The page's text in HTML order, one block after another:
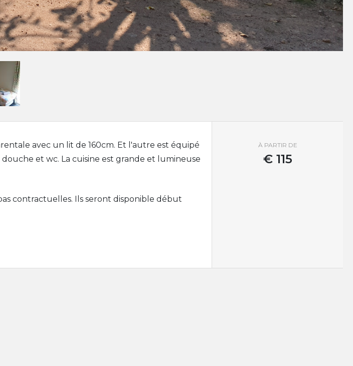
avec un lit de 160cm. Et l'autre est équipé
et wc. La cuisine est grande et lumineuse
contractuelles. Ils seront disponible début
À PARTIR DE
€ 115